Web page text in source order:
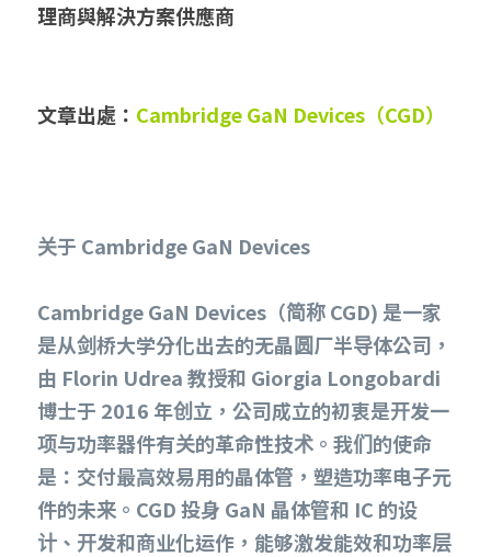
理商與解決方案供應商
文章出處： Cambridge GaN Devices（CGD）
关于 Cambridge GaN Devices
Cambridge GaN Devices（简称 CGD) 是一家
是从剑桥大学分化出去的无晶圆厂半导体公司，
由 Florin Udrea 教授和 Giorgia Longobardi
博士于 2016 年创立，公司成立的初衷是开发一
项与功率器件有关的革命性技术。我们的使命
是：交付最高效易用的晶体管，塑造功率电子元
件的未来。CGD 投身 GaN 晶体管和 IC 的设
计、开发和商业化运作，能够激发能效和功率层